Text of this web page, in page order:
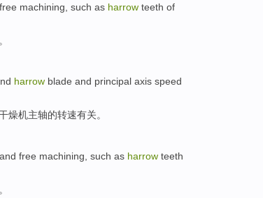
machining such as harrow teeth of
。
harrow blade and principal axis speed
燥机主轴的转速有关。
free machining such as harrow teeth
。